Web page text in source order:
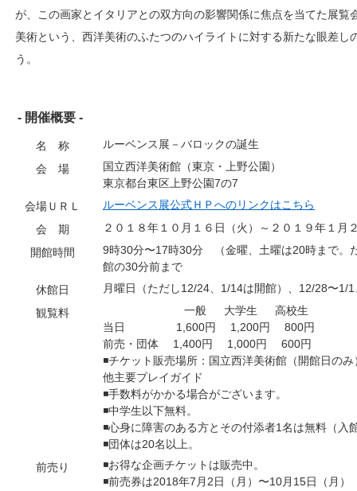
が、この画家とイタリアとの双方向の影響関係に焦点を当てた展
美術という、西洋美術のふたつのハイライトに対する新たな眼差
う。
- 開催概要 -
名 称
ルーベンス展－バロックの誕生
会 場
国立西洋美術館（東京・上野公園）
東京都台東区上野公園7の7
会場ＵＲＬ
ルーベンス展公式ＨＰへのリンクはこちら
会 期
２０１８年１０月１６日（火）～２０１９年１月
開館時間
9時30分〜17時30分 （金曜、土曜は20時まで
館の30分前まで
休館日
月曜日（ただし12/24、1/14は開館）、12/28〜1/
観覧料
一般 大学生 高校生
当日 1,600円 1,200円 800円
前売・団体 1,400円 1,000円 600円
◾チケット販売場所：国立西洋美術館（開館日の
他主要プレイガイド
◾手数料がかかる場合がございます。
◾中学生以下無料。
◾心身に障害のある方とその付添者1名は無料（
◾団体は20名以上。
前売り
◾お得な企画チケットは販売中。
◾前売券は2018年7月2日（月）〜10月15日（月